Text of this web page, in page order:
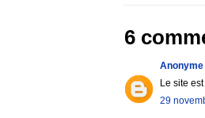
6
Anonyme
Le site
29